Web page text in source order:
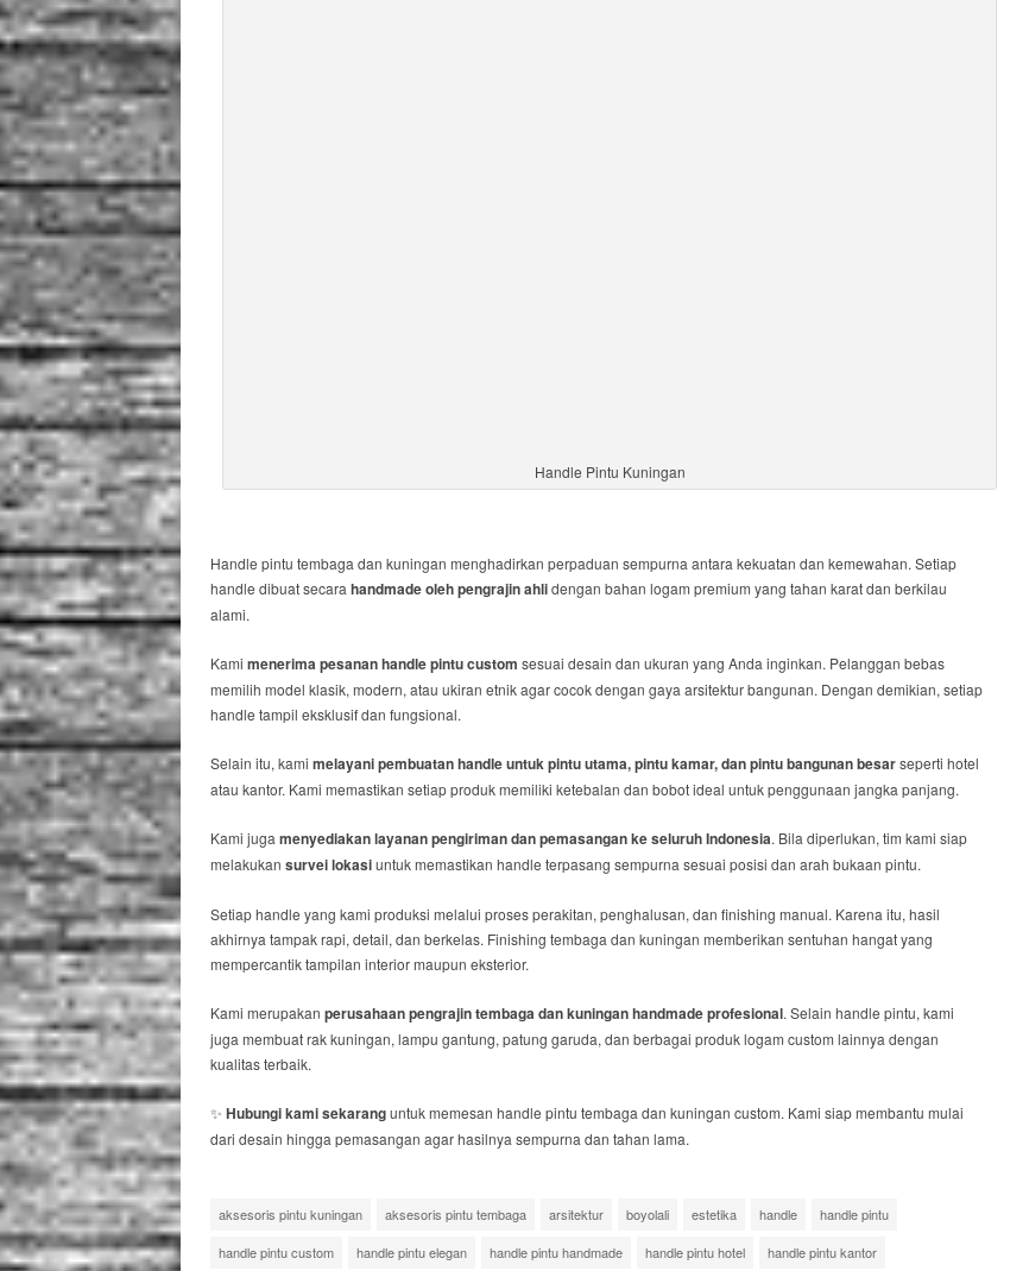
Handle Pintu Kuningan
Handle pintu tembaga dan kuningan menghadirkan perpaduan sempurna antara kekuatan dan kemewahan. Setiap
handle dibuat secara handmade oleh pengrajin ahlidengan bahan logam premium yang tahan karat dan berkilau
alami.
Kami menerima pesanan handle pintu custom sesuai desain dan ukuran yang Anda inginkan. Pelanggan bebas
memilih model klasik, modern, atau ukiran etnik agar cocok dengan gaya arsitektur bangunan. Dengan demikian, setiap
handle tampil eksklusif dan fungsional.
Selain itu, kami melayani pembuatan handle untuk pintu utama, pintu kamar, dan pintu bangunan besarseperti hotel
atau kantor. Kami memastikan setiap produk memiliki ketebalan dan bobot ideal untuk penggunaan jangka panjang.
Kami juga menyediakan layanan pengiriman dan pemasangan ke seluruh Indonesia. Bila diperlukan, tim kami siap
melakukan survei lokasiuntuk memastikan handle terpasang sempurna sesuai posisi dan arah bukaan pintu.
Setiap handle yang kami produksi melalui proses perakitan, penghalusan, dan finishing manual. Karena itu, hasil
akhirnya tampak rapi, detail, dan berkelas. Finishing tembaga dan kuningan memberikan sentuhan hangat yang
mempercantik tampilan interior maupun eksterior.
Kami merupakan perusahaan pengrajin tembaga dan kuningan handmade profesional. Selain handle pintu, kami
juga membuat rak kuningan, lampu gantung, patung garuda, dan berbagai produk logam custom lainnya dengan
kualitas terbaik.
✨ Hubungi kami sekaranguntuk memesan handle pintu tembaga dan kuningan custom. Kami siap membantu mulai
dari desain hingga pemasangan agar hasilnya sempurna dan tahan lama.
aksesoris pintu kuningan aksesoris pintu tembaga arsitektur boyolali estetika handle
handle pintu
handle pintu custom
handle pintu elegan handle pintu handmade handle pintu hotel
handle pintu kantor